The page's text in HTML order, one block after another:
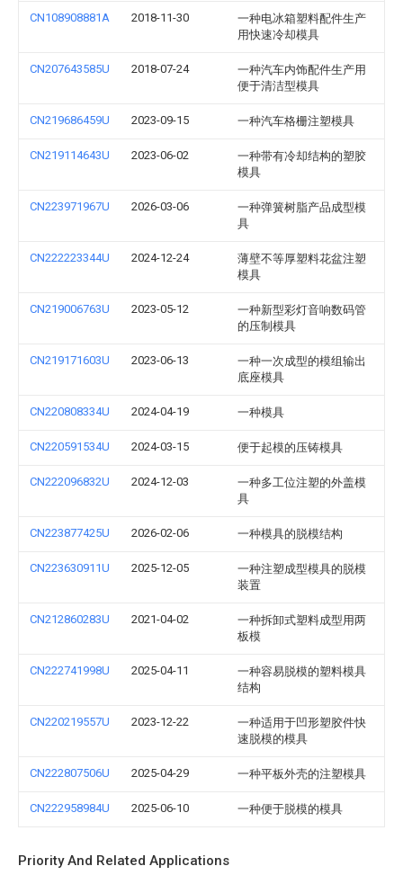
CN108908881A 2018-11-30
一种电冰箱塑料配件生产
用快速冷却模具
CN207643585U 2018-07-24
一种汽车内饰配件生产用
便于清洁型模具
CN219686459U 2023-09-15 一种汽车格栅注塑模具
CN219114643U 2023-06-02
一种带有冷却结构的塑胶
模具
CN223971967U 2026-03-06
一种弹簧树脂产品成型模
具
CN222223344U 2024-12-24
薄壁不等厚塑料花盆注塑
模具
CN219006763U 2023-05-12
一种新型彩灯音响数码管
的压制模具
CN219171603U 2023-06-13
一种一次成型的模组输出
底座模具
CN220808334U 2024-04-19 一种模具
CN220591534U 2024-03-15 便于起模的压铸模具
CN222096832U 2024-12-03
一种多工位注塑的外盖模
具
CN223877425U 2026-02-06 一种模具的脱模结构
CN223630911U 2025-12-05
一种注塑成型模具的脱模
装置
CN212860283U 2021-04-02
一种拆卸式塑料成型用两
板模
CN222741998U 2025-04-11
一种容易脱模的塑料模具
结构
CN220219557U 2023-12-22
一种适用于凹形塑胶件快
速脱模的模具
CN222807506U 2025-04-29 一种平板外壳的注塑模具
CN222958984U 2025-06-10 一种便于脱模的模具
Priority And Related Applications